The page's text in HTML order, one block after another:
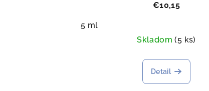
€10,15
5 ml
Skladom(5 ks)
Detail